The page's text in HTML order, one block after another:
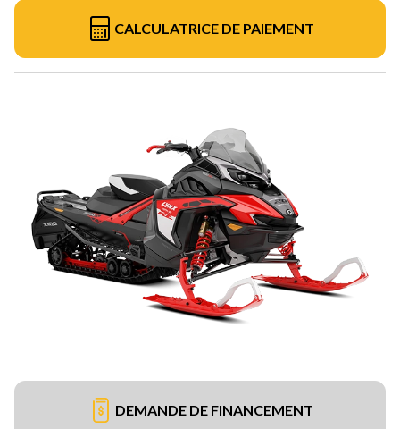
CALCULATRICE DE PAIEMENT
DEMANDE DE FINANCEMENT